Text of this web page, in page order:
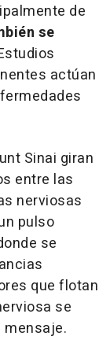
de
se
actúan
Sinai giran
entre las
nerviosas
pulso
se
que flotan
se